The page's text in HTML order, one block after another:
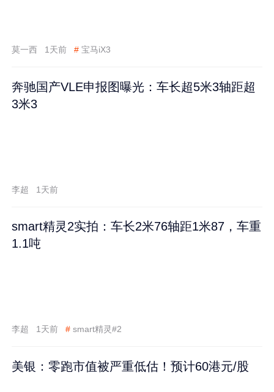
莫一西 1天前 # 宝马iX3
奔驰国产VLE申报图曝光：车长超5米3轴距超
3米3
李超 1天前
smart精灵2实拍：车长2米76轴距1米87，车重
1.1吨
李超 1天前 # smart精灵#2
美银：零跑市值被严重低估！预计60港元/股